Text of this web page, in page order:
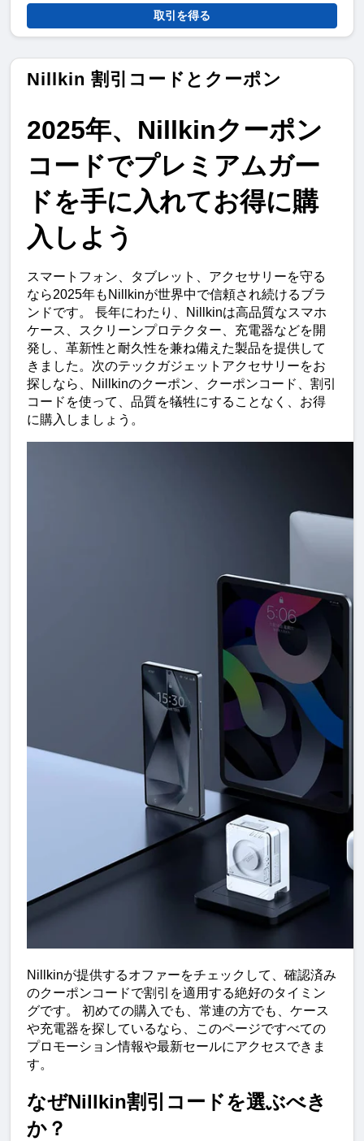
取引を得る
Nillkin 割引コードとクーポン
2025年、Nillkinクーポン
コードでプレミアムガー
ドを手に入れてお得に購
入しよう
スマートフォン、タブレット、アクセサリーを守る
なら2025年もNillkinが世界中で信頼され続けるブラ
ンドです。 長年にわたり、Nillkinは高品質なスマホ
ケース、スクリーンプロテクター、充電器などを開
発し、革新性と耐久性を兼ね備えた製品を提供して
きました。次のテックガジェットアクセサリーをお
探しなら、Nillkinのクーポン、クーポンコード、割引
コードを使って、品質を犠牲にすることなく、お得
に購入しましょう。
Nillkinが提供するオファーをチェックして、確認済み
のクーポンコードで割引を適用する絶好のタイミン
グです。 初めての購入でも、常連の方でも、ケース
や充電器を探しているなら、このページですべての
プロモーション情報や最新セールにアクセスできま
す。
なぜNillkin割引コードを選ぶべき
か？